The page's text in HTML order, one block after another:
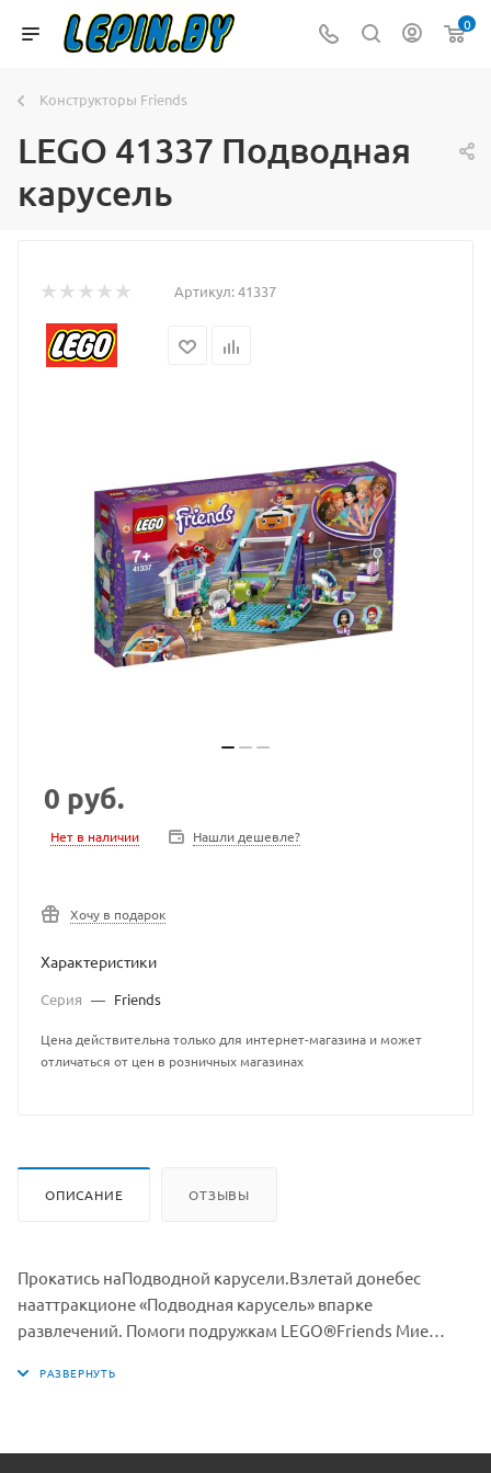
0
Конструкторы Friends
LEGO 41337 Подводная
карусель
Артикул:41337
0 руб.
Нет в наличии Нашли дешевле?
Хочу в подарок
Характеристики
Серия — Friends
Цена действительна только для интернет-магазина и может
отличаться от цен в розничных магазинах
ОПИСАНИЕ ОТЗЫВЫ
Прокатись наПодводной карусели.Взлетай донебес
нааттракционе «Подводная карусель» впарке
развлечений. Помоги подружкам LEGO®Friends Мие
нааттракцион. Поверни рукоятку, чтобы раскрутить